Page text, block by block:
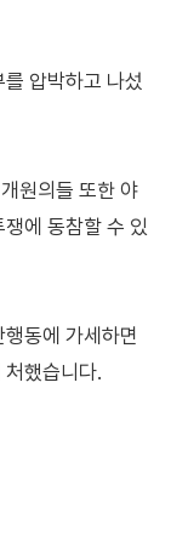
압박하고 나섰
원의들 또한 야
에 동참할 수 있
동에 가세하면
했습니다.